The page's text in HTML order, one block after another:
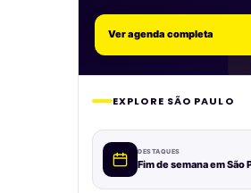
Ver agenda completa
EXPLORE SÃO PAULO
DESTAQUES
Fim de semana em São